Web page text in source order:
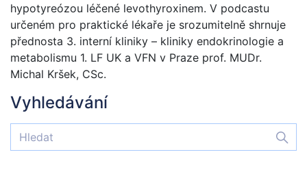
hypotyreózou léčené levothyroxinem. V podcastu
určeném pro praktické lékaře je srozumitelně shrnuje
přednosta 3. interní kliniky – kliniky endokrinologie a
metabolismu 1. LF UK a VFN v Praze prof. MUDr.
Michal Kršek, CSc.
Vyhledávání